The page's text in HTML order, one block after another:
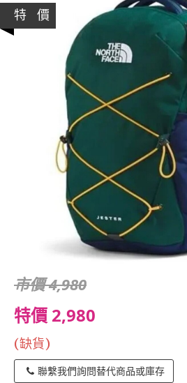
特 價
市價 4,980
特價 2,980
(缺貨)
聯繫我們詢問替代商品或庫存